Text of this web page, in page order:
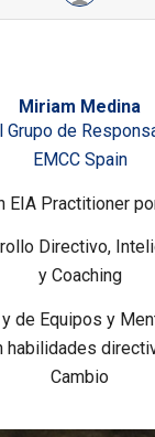
Miriam Medina
Grupo de
EMCC Spain
EIA Practitioner
Directivo,
y Coaching
y de Equipos y
habilidades
Cambio